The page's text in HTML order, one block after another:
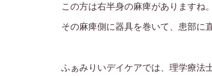
この方は右半身の麻痺がありますね。
その麻痺側に器具を巻いて、患部に
ふぁみりいデイケアでは、理学療法